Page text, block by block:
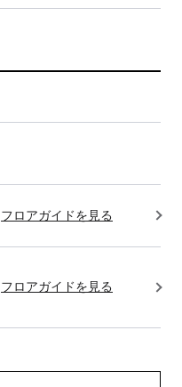
フロアガイドを見る
フロアガイドを見る